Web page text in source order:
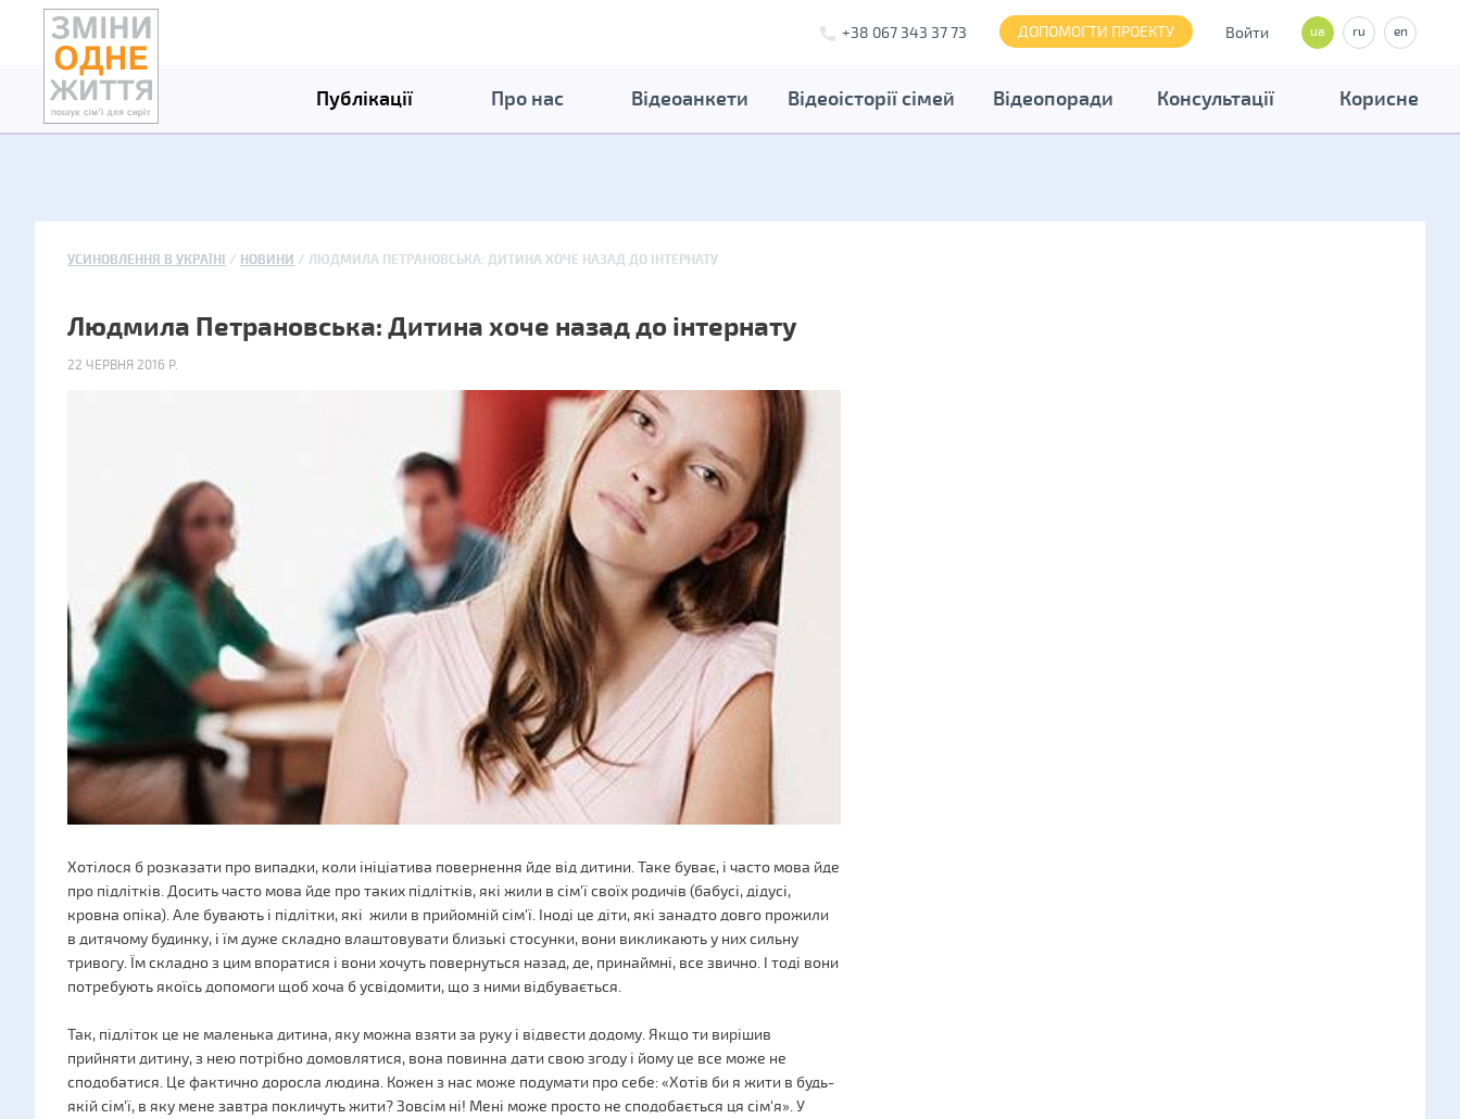
+38 067 343 37 73 ДОПОМОГТИ ПРОЕКТУ Войти ua ru en
Публікації Про нас Відеоанкети Відеоісторії сімей Відеопоради Консультації Корисне
УСИНОВЛЕННЯ В УКРАЇНІ НОВИНИ ЛЮДМИЛА ПЕТРАНОВСЬКА: ДИТИНА ХОЧЕ НАЗАД ДО ІНТЕРНАТУ
Людмила Петрановська: Дитина хоче назад до інтернату
22 ЧЕРВНЯ 2016 Р.
Хотілося б розказати про випадки, коли ініціатива повернення йде від дитини. Таке буває, і часто мова йде
про підлітків. Досить часто мова йде про таких підлітків, які жили в сім'ї своїх родичів (бабусі, дідусі,
кровна опіка). Але бувають і підлітки, які жили в прийомній сім'ї. Іноді це діти, які занадто довго прожили
в дитячому будинку, і їм дуже складно влаштовувати близькі стосунки, вони викликають у них сильну
тривогу. Їм складно з цим впоратися і вони хочуть повернуться назад, де, принаймні, все звично. І тоді вони
потребують якоїсь допомоги щоб хоча б усвідомити, що з ними відбувається.
Так, підліток це не маленька дитина, яку можна взяти за руку і відвести додому. Якщо ти вирішив
прийняти дитину, з нею потрібно домовлятися, вона повинна дати свою згоду і йому це все може не
сподобатися. Це фактично доросла людина. Кожен з нас може подумати про себе: «Хотів би я жити в будь-
якій сім'ї, в яку мене завтра покличуть жити? Зовсім ні! Мені може просто не сподобається ця сім'я». У